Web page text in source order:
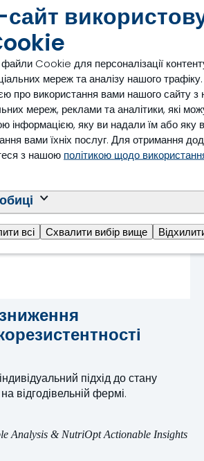
Cookie для персоналізації
мереж та аналізу нашого
про використання вами нашого сайту
мереж, реклами та аналітики, які
інформацією, яку ви надали їм або яку
вами їхніх послуг. Для отримання
з нашою політикою щодо
всі Схвалити вибір вище
щодо
антимікробних
підхід до стану
відгодівельній фермі.